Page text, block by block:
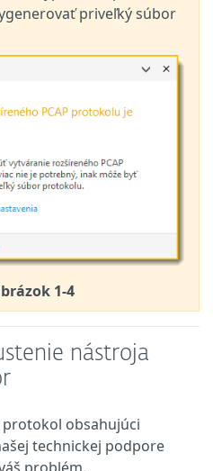
priveľký súbor
1-4
nástroja
protokol obsahujúci
technickej podpore